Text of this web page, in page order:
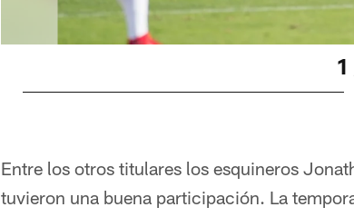
Entre los otros titulares los esquineros
tuvieron una buena participación. La